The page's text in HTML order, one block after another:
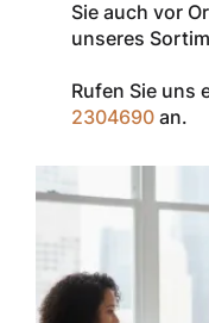
Zum Einlösen
geben Sie den
Warenkorb oder
an der Kasse
nur einmal pro
Kunde
Sie auch vor
unseres
Rufen Sie uns
2304690 an.